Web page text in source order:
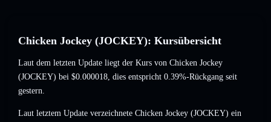
Chicken Jockey (JOCKEY): Kursübersicht
Laut dem letzten Update liegt der Kurs von Chicken Jockey
(JOCKEY) bei $0.000018, dies entspricht 0.39%-Rückgang seit
gestern.
Laut letztem Update verzeichnete Chicken Jockey (JOCKEY) ein